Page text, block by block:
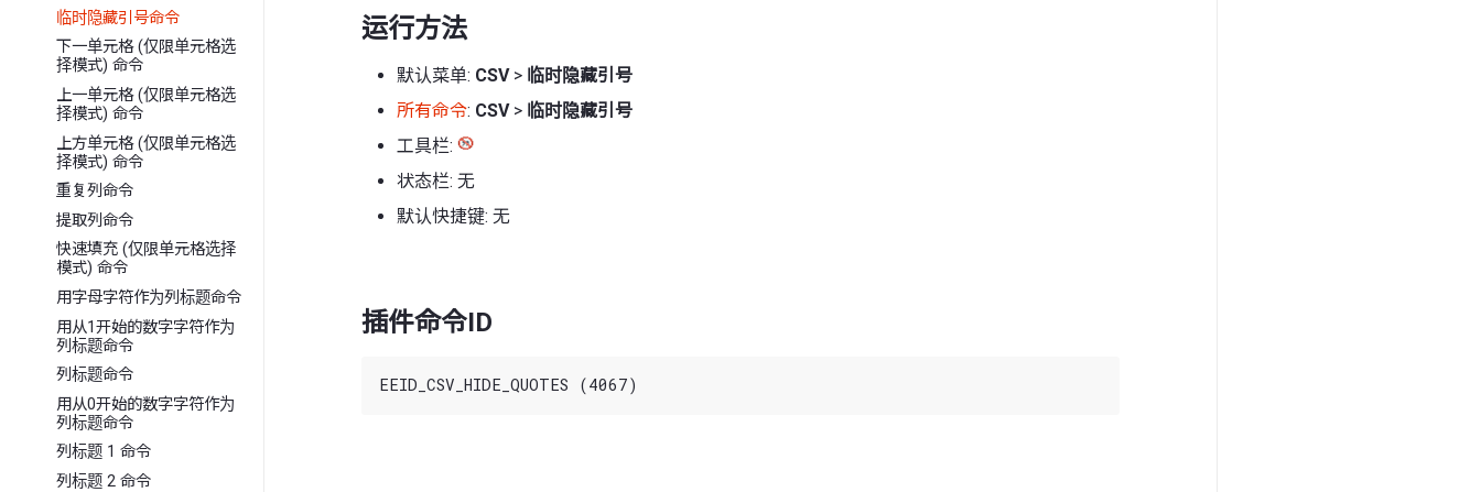
临时隐藏引号命令
下一单元格 (仅限单元格选
择模式) 命令
上一单元格 (仅限单元格选
择模式) 命令
上方单元格 (仅限单元格选
择模式) 命令
重复列命令
提取列命令
快速填充 (仅限单元格选择
模式) 命令
用字母字符作为列标题命令
用从1开始的数字字符作为
列标题命令
列标题命令
用从0开始的数字字符作为
列标题命令
列标题 1 命令
列标题 2 命令
运行方法
默认菜单: CSV> 临时隐藏引号
所有命令: CSV> 临时隐藏引号
工具栏:
状态栏: 无
默认快捷键: 无
插件命令ID